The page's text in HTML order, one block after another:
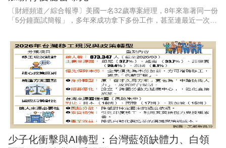
〔財經頻道／綜合報導〕美國一名32歲專案經理，8年來靠著同一份
「5分鐘面試簡報」，多年來成功拿下多份工作，甚至連最近一次內
試幾乎都使用同
少子化衝擊與AI轉型：台灣藍領缺體力、白領